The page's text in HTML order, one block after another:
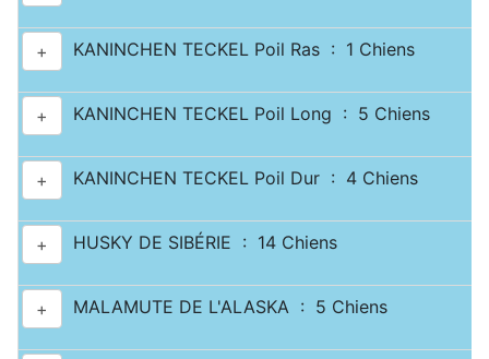
+ KANINCHEN TECKEL Poil Ras : 1 Chiens
+ KANINCHEN TECKEL Poil Long : 5 Chiens
+ KANINCHEN TECKEL Poil Dur : 4 Chiens
+ HUSKY DE SIBÉRIE : 14 Chiens
+ MALAMUTE DE L'ALASKA : 5 Chiens